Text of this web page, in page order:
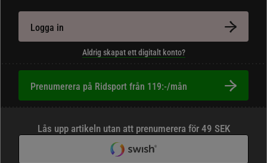
Logga in
Aldrig skapat ett digitalt konto?
Prenumerera på Ridsport från 119:-/mån